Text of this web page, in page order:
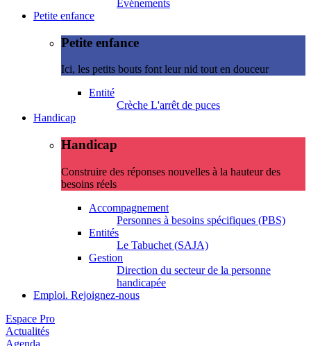
Evénements
Petite enfance
Petite enfance
Ici, les petits bouts font leur nid tout en douceur
Entité
Crèche L'arrêt de puces
Handicap
Handicap
Construire des réponses nouvelles à la hauteur des
besoins réels
Accompagnement
Personnes à besoins spécifiques (PBS)
Entités
Le Tabuchet (SAJA)
Gestion
Direction du secteur de la personne
handicapée
Emploi. Rejoignez-nous
Espace Pro
Actualités
Agenda